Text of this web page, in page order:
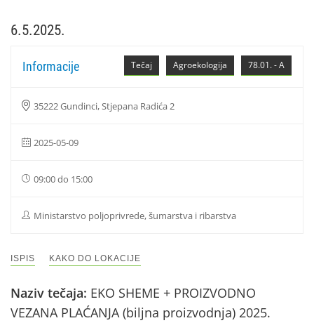
6.5.2025.
78.01. - A
Agroekologija
Tečaj
Informacije
35222 Gundinci, Stjepana Radića 2
2025-05-09
09:00 do 15:00
Ministarstvo poljoprivrede, šumarstva i ribarstva
ISPIS KAKO DO LOKACIJE
Naziv tečaja: EKO SHEME + PROIZVODNO
VEZANA PLAĆANJA (biljna proizvodnja) 2025.